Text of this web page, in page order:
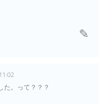
た。って？？？